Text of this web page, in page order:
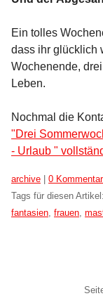
Ein tolles
dass ihr glücklich
Wochenende,
Leben.
Nochmal die
"Drei
- Urlaub "
Kategorien:
archive | 0
Tags für diesen Artikel:
fantasien frauen